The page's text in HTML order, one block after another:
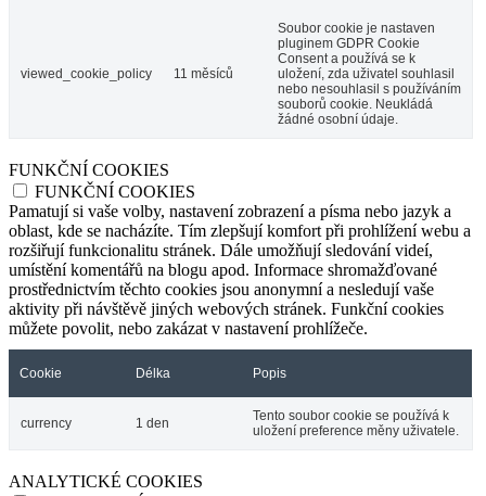
viewed_cookie_policy 11 měsíců
Soubor cookie je nastaven
pluginem GDPR Cookie
Consent a používá se k
uložení, zda uživatel souhlasil
nebo nesouhlasil s používáním
souborů cookie. Neukládá
žádné osobní údaje.
FUNKČNÍ COOKIES
FUNKČNÍ COOKIES
Pamatují si vaše volby, nastavení zobrazení a písma nebo jazyk a
oblast, kde se nacházíte. Tím zlepšují komfort při prohlížení webu a
rozšiřují funkcionalitu stránek. Dále umožňují sledování videí,
umístění komentářů na blogu apod. Informace shromažďované
prostřednictvím těchto cookies jsou anonymní a nesledují vaše
aktivity při návštěvě jiných webových stránek. Funkční cookies
můžete povolit, nebo zakázat v nastavení prohlížeče.
Cookie Délka Popis
currency 1 den
Tento soubor cookie se používá k
uložení preference měny uživatele.
ANALYTICKÉ COOKIES